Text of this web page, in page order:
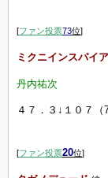
[ファン投票73位]
ミクニインスパイア
丹内祐次
４７．３↓１０７（
[ファン投票20位]